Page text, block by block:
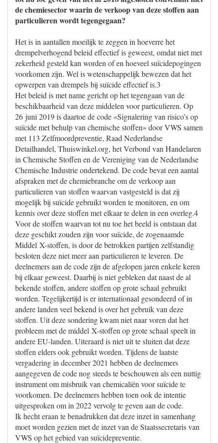
de chemiesector waarin de verkoop van deze stoffen aan
particulieren wordt tegengegaan?
Het is in aantallen moeilijk te zeggen in hoeverre het
drempelverhogend beleid effectief is geweest, omdat niet met
zekerheid gesteld kan worden of en hoeveel suïcidepogingen
voorkomen zijn. Wel is wetenschappelijk bewezen dat het
opwerpen van drempels bij suïcide effectief is.3
Het beleid is met name gericht op het tegengaan van de
beschikbaarheid van deze middelen voor particulieren. Op
26 juni 2019 is daartoe de code «Signalering van risico’s op
suïcide met behulp van chemische stoffen» door VWS samen
met 113 Zelfmoordpreventie, Raad Nederlandse
Detailhandel, Thuiswinkel.org, het Verbond van Handelaren
in Chemische Stoffen en de Vereniging van de Nederlandse
Chemische Industrie ondertekend. De code bevat een aantal
afspraken met de chemiebranche om de verkoop aan
particulieren van stoffen waarvan vastgesteld is dat zij
mogelijk bij suïcide gebruikt worden te monitoren, en om
kennis over deze stoffen met elkaar te delen in een overleg.4
Voor de stoffen waarvan tot nu toe het beeld is ontstaan dat
deze geschikt zouden zijn voor suïcide, de zogenaamde
Middel X-stoffen, is door de betrokken partijen zelfstandig
besloten deze niet meer aan particulieren te leveren. De
deelnemers aan de code zijn de afgelopen jaren enkele keren
bij elkaar geweest. Daarbij is niet gebleken dat naast de al
bekende stoffen, andere stoffen op grote schaal gebruikt
worden. Tegelijkertijd is er internationaal gesondeerd of in
andere landen veel bekend is over het gebruik van deze
stoffen. Uit deze sondering kwam niet naar voren dat het
probleem met de middel X-stoffen op grote schaal speelt in
andere EU-landen. Uiteraard is niet uit te sluiten dat deze
stoffen elders ook gebruikt worden. Tijdens de laatste
vergadering in december 2021 hebben de deelnemers
aangegeven de code nog steeds te beschouwen als een nuttig
instrument om misbruik van chemicaliën voor suïcide te
voorkomen. De deelnemers hebben toen ook de intentie
uitgesproken om in 2022 vervolg te geven aan de code.
Ik hecht eraan te benadrukken dat deze inzet in samenhang
moet worden gezien met de inzet van de Staatssecretaris van
VWS op het gebied van suïcidepreventie.